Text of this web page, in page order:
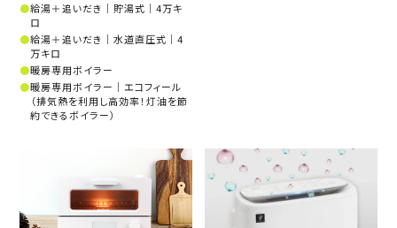
給湯＋追いだき│貯湯式│4万キ
ロ
給湯＋追いだき│水道直圧式│4
万キロ
暖房専用ボイラー
暖房専用ボイラー│エコフィール
（排気熱を利用し高効率！灯油を節
約できるボイラー）